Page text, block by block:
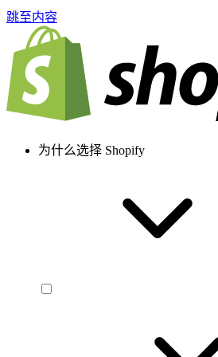
跳至内容
为什么选择 Shopify